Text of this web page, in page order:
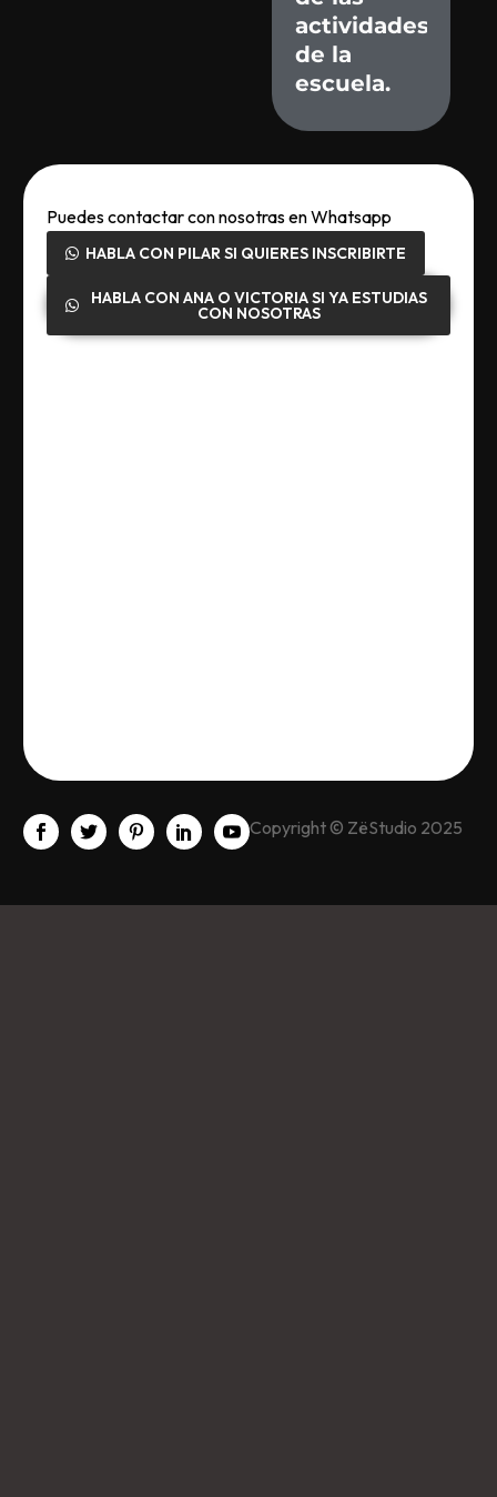
actividades
de la
escuela.
Puedes contactar con nosotras en Whatsapp
HABLA CON PILAR SI QUIERES INSCRIBIRTE
HABLA CON ANA O VICTORIA SI YA ESTUDIAS
CON NOSOTRAS
Copyright © ZëStudio 2025